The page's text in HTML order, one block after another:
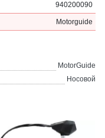
940200090
Motorguide
MotorGuide
Носовой